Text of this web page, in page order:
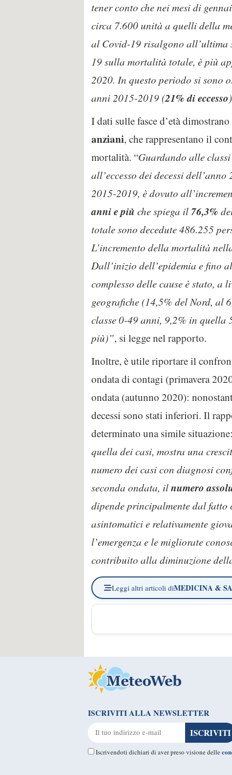
tener conto che nei mesi di
circa 7.600 unità a quelli della
al Covid-19 risalgono all’ultima
19 sulla mortalità totale, è più
2020. In questo periodo si sono
anni 2015-2019 (21% di eccesso)
I dati sulle fasce d’età
anziani, che rappresentano il
mortalità. “Guardando alle
all’eccesso dei decessi
2015-2019, è dovuto
anni e più che spiega il 76,3%
totale sono decedute 486.255
L’incremento della mortalità
Dall’inizio dell’epidemia e fino
complesso delle cause è stato, a
geografiche (14,5% del Nord, al
classe 0-49 anni, 9,2% in
più)”, si legge nel rapporto.
Inoltre, è utile riportare il
ondata di contagi (primavera
ondata (autunno 2020):
decessi sono stati inferiori. Il
determinato una simile
quella dei casi, mostra una
numero dei casi con diagnosi
seconda ondata, ilnumero
dipende principalmente dal fatto
asintomatici e relativamente
l’emergenza e le migliorate
contribuito alla diminuzione
Leggi altri articoli diMEDICINA &
ISCRIVITI ALLA NEWSLETTER
Iscrivendoti dichiari di aver preso visione delle